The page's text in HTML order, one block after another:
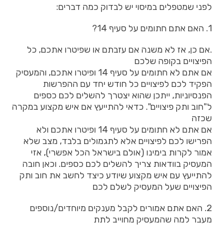
לפני שמטפלים במיסוי יש לבדוק כמה דברים:
1. האם אתם חתומים על סעיף 14?
.אם כן, אז לא משנה אם עזבתם או שפיטרו אתכם, כל
הפיצויים בקופה שלכם
אם אתם לא חתומים על סעיף 14 ופיטרו אתכם, והמעסיק
הפקיד לכם לפיצויים כל חודש יחד עם ההפרשות
הפנסיוניות, ייתכן שהוא יצטרך להשלים לכם כספים
ל"חוב ותק פיצויים". כדאי להתייעץ אם איש מקצוע במקרה
שכזה
אם אתם לא חתומים על סעיף 14 ופיטרו אתכם ולא
הפרישו לכם לפיצויים אלא לתגמולים בלבד, מצב שלא
אמור לקרות בימינו (אולם בישראל הכל אפשרי), אזי
המעסיק בוודאות צריך להשלים לכם כספים. וכאן חובה
להתייעץ עם איש מקצוע שיודע כיצד לחשב את חוב ותק
הפיצויים שעל המעסיק לשלם לכם
2. האם אתם אמורים לקבל מענקים מיוחדים/נוספים
מעבר למה שהמעסיק מחוייב לתת